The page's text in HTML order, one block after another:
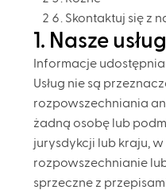
Skontaktuj się z
1. Nasze
Informacje
Usług nie są
rozpowszechniania
żadną osobę lub
jurysdykcji lub kraju,
rozpowszechnianie
sprzeczne z